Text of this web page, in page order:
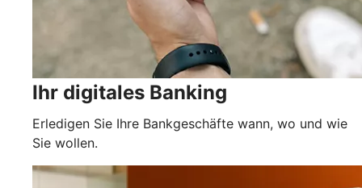
Ihr digitales Banking
Erledigen Sie Ihre Bankgeschäfte wann, wo und wie
Sie wollen.